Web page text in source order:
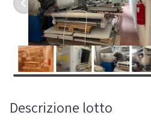
Descrizione lotto